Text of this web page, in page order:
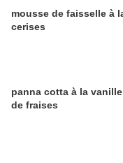
mousse de faisselle à
cerises
panna cotta à la
de fraises